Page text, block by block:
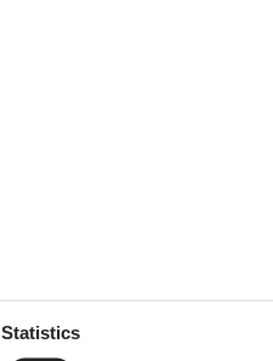
Desk
Heater
Statistics